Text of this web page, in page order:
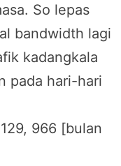
So lepas
bandwidth lagi
kadangkala
pada hari-hari
966 [bulan